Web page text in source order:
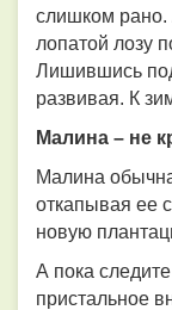
слишком рано.
лопатой лозу
Лишившись
развивая. К
Малина – не
Малина
откапывая ее
новую
А пока
пристальное